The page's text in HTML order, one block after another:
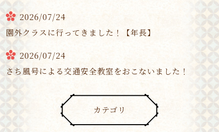
2026/07/24
園外クラスに行ってきました！【年長】
2026/07/24
さち風号による交通安全教室をおこないました！
カテゴリ